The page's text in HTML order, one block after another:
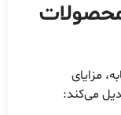
محصولات
مزایای
می‌کند: